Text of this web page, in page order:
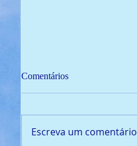
Comentários
Escreva um comentário